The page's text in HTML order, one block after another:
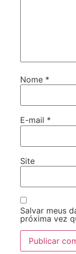
Nome *
E-mail *
Site
Salvar meus
próxima vez